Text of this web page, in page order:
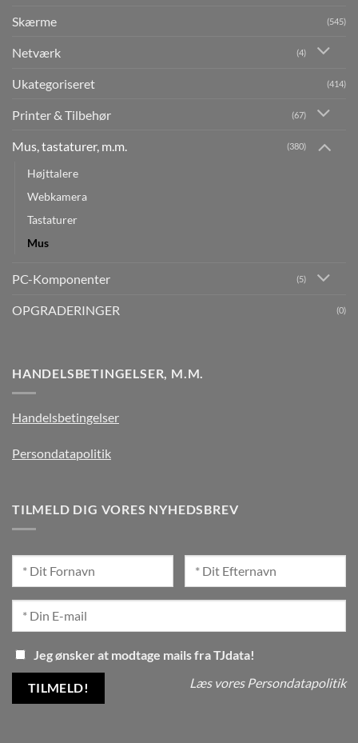
Skærme (545)
Netværk (4)
Ukategoriseret (414)
Printer & Tilbehør (67)
Mus, tastaturer, m.m. (380)
Højttalere
Webkamera
Tastaturer
Mus
PC-Komponenter (5)
OPGRADERINGER (0)
HANDELSBETINGELSER, M.M.
Handelsbetingelser
Persondatapolitik
TILMELD DIG VORES NYHEDSBREV
Jeg ønsker at modtage mails fra TJdata!
Læs vores Persondatapolitik